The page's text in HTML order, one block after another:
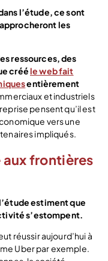
l’étude, ce sont
les
ressources, des
crééle web fait
entièrement
et industriels
pensent qu’il est
vers une
impliqués.
aux frontières
estiment que
s’estompent.
réussir aujourd’hui à
Uber par exemple.